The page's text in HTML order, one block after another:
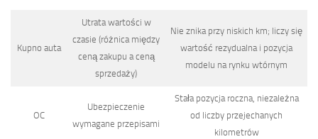
Kupno auta
Utrata wartości w
czasie (różnica między
ceną zakupu a ceną
sprzedaży)
Nie znika przy niskich km; liczy się
wartość rezydualna i pozycja
modelu na rynku wtórnym
OC
Ubezpieczenie
wymagane przepisami
Stała pozycja roczna, niezależna
od liczby przejechanych
kilometrów